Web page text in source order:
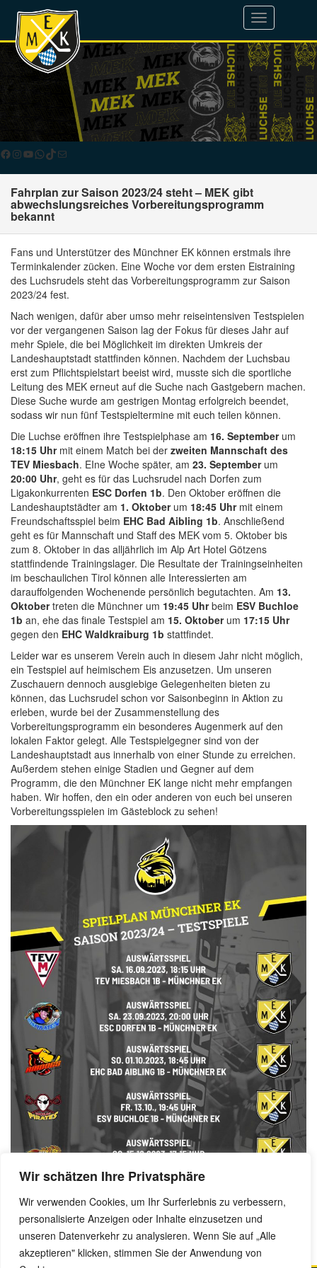
Wir schätzen Ihre Privatsphäre
Wir verwenden Cookies, um Ihr Surferlebnis zu verbessern,
personalisierte Anzeigen oder Inhalte einzusetzen und
unseren Datenverkehr zu analysieren. Wenn Sie auf „Alle
akzeptieren" klicken, stimmen Sie der Anwendung von
Toggle
navigation
Facebook
Instagram
YouTube
WhatsApp
TikTok
E-Mail
Fahrplan zur Saison 2023/24 steht – MEK gibt
abwechslungsreiches Vorbereitungsprogramm
bekannt
Fans und Unterstützer des Münchner EK können erstmals ihre
Terminkalender zücken. Eine Woche vor dem ersten Eistraining
des Luchsrudels steht das Vorbereitungsprogramm zur Saison
2023/24 fest.
Nach wenigen, dafür aber umso mehr reiseintensiven Testspielen
vor der vergangenen Saison lag der Fokus für dieses Jahr auf
mehr Spiele, die bei Möglichkeit im direkten Umkreis der
Landeshauptstadt stattfinden können. Nachdem der Luchsbau
erst zum Pflichtspielstart beeist wird, musste sich die sportliche
Leitung des MEK erneut auf die Suche nach Gastgebern machen.
Diese Suche wurde am gestrigen Montag erfolgreich beendet,
sodass wir nun fünf Testspieltermine mit euch teilen können.
Die Luchse eröffnen ihre Testspielphase am 16. September um
18:15 Uhr mit einem Match bei der zweiten Mannschaft des
TEV Miesbach. EIne Woche später, am 23. September um
20:00 Uhr, geht es für das Luchsrudel nach Dorfen zum
Ligakonkurrenten ESC Dorfen 1b. Den Oktober eröffnen die
Landeshauptstädter am 1. Oktober um 18:45 Uhr mit einem
Freundschaftsspiel beim EHC Bad Aibling 1b. Anschließend
geht es für Mannschaft und Staff des MEK vom 5. Oktober bis
zum 8. Oktober in das alljährlich im Alp Art Hotel Götzens
stattfindende Trainingslager. Die Resultate der Trainingseinheiten
im beschaulichen Tirol können alle Interessierten am
darauffolgenden Wochenende persönlich begutachten. Am 13.
Oktobertreten die Münchner um 19:45 Uhrbeim ESV Buchloe
1b an, ehe das finale Testspiel am 15. Oktober um 17:15 Uhr
gegen den EHC Waldkraiburg 1b stattfindet.
Leider war es unserem Verein auch in diesem Jahr nicht möglich,
ein Testspiel auf heimischem Eis anzusetzen. Um unseren
Zuschauern dennoch ausgiebige Gelegenheiten bieten zu
können, das Luchsrudel schon vor Saisonbeginn in Aktion zu
erleben, wurde bei der Zusammenstellung des
Vorbereitungsprogramm ein besonderes Augenmerk auf den
lokalen Faktor gelegt. Alle Testspielgegner sind von der
Landeshauptstadt aus innerhalb von einer Stunde zu erreichen.
Außerdem stehen einige Stadien und Gegner auf dem
Programm, die den Münchner EK lange nicht mehr empfangen
haben. Wir hoffen, den ein oder anderen von euch bei unseren
Vorbereitungsspielen im Gästeblock zu sehen!
Benjamin Dornow, 22. August 2023